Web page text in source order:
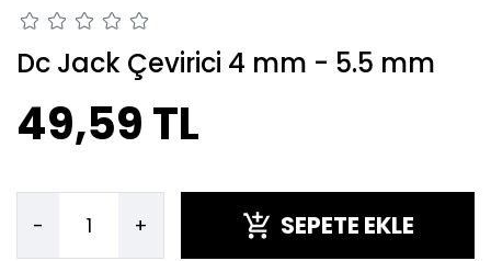
Dc Jack Çevirici 4 mm - 5.5 mm
49,59 TL
- + SEPETE EKLE